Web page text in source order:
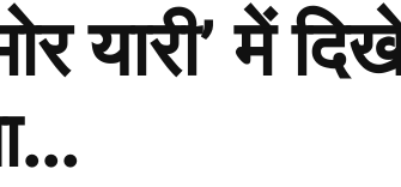
यारी’ में